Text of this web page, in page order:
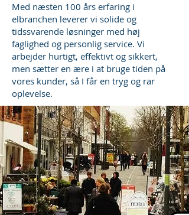
Med næsten 100 års erfaring i
elbranchen leverer vi solide og
tidssvarende løsninger med høj
faglighed og personlig service. Vi
arbejder hurtigt, effektivt og sikkert,
men sætter en ære i at bruge tiden på
vores kunder, så I får en tryg og rar
oplevelse.